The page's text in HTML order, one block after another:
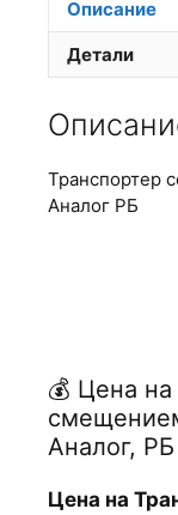
Описание
Детали
Транспортер
Аналог РБ
💰 Цена
Аналог,
Цена на